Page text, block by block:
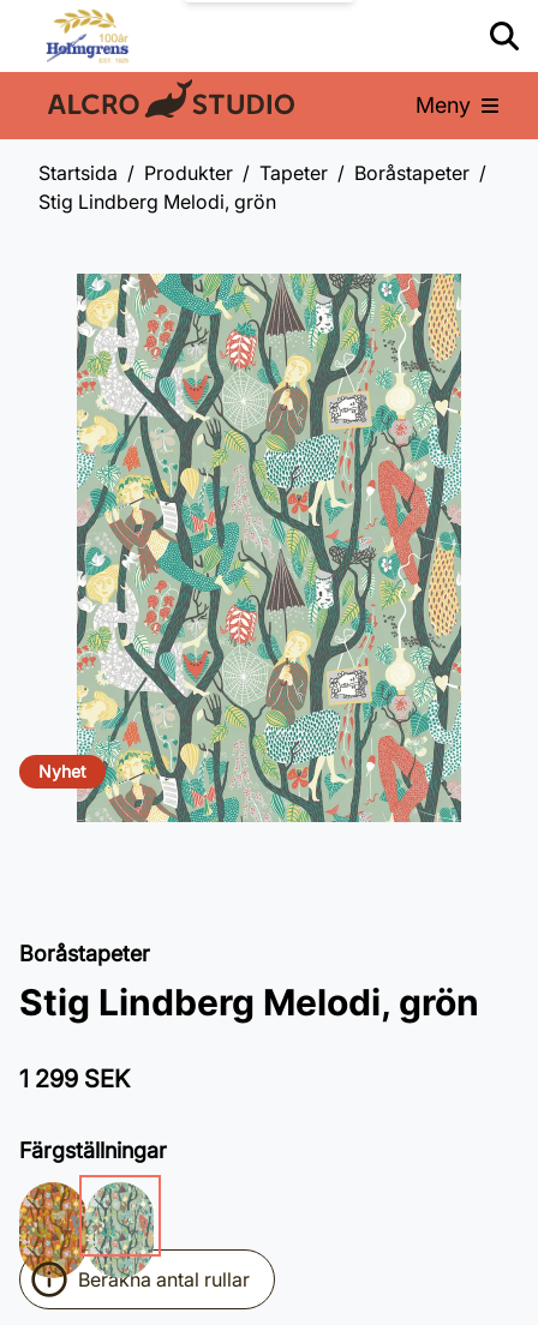
En del av: Meny
Startsida Produkter Tapeter
Boråstapeter
Stig Lindberg Melodi, grön
Nyhet
Boråstapeter
Stig Lindberg Melodi, grön
1 299 SEK
Färgställningar
Beräkna antal rullar